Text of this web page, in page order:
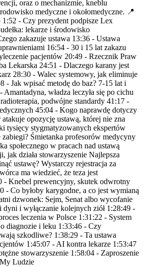
oraz o mechanizmie, kneblu
medyczne i okołomedyczne. 📍
1:52 - Czy prezydent podpisze Lex
lekarze i środowisko
zakazuje ustawa 13:36 - Ustawa
16:54 - 30 i 15 lat zakazu
pacjentów 20:49 - Rzecznik Praw
Lekarska 24:51 - Dlaczego karany jest
28:30 - Walec systemowy, jak eliminuje
- Jak wpisać metodę do baz? 7-15 lat i
władza leczyła się po cichu
podwójne standardy 41:17 -
45:04 - Kogo naprawdę dotyczy
opozycję ustawą, której nie zna
tysięcy stygmatyzowanych ekspertów
Śmietanka profesorów medycyny
społecznego w pracach nad ustawą
jak działa stowarzyszenie Najlepsza
ustawę? Wystarczy rejestracja za
ma wiedzieć, że teza jest
- Knebel prewencyjny, skutek odwrotny
- Co byłoby karygodne, a co jest wymianą
dzwonek: Sejm, Senat albo wycofanie
i wyłączanie kolejnych ziół 1:28:49 -
leczenia w Polsce 1:31:22 - System
diagnozie i leku 1:33:46 - Czy
szkodliwe? 1:38:29 - Ta ustawa
1:45:07 - AI kontra lekarze 1:53:47
stowarzyszenie 1:58:04 - Zaproszenie
Ludzie